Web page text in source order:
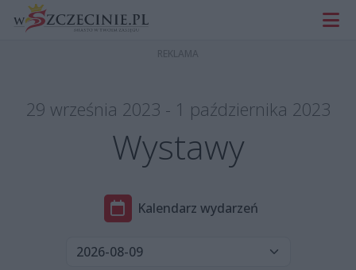
29 września 2023 - 1 października 2023
Wystawy
Kalendarz wydarzeń